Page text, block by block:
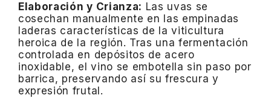
Elaboración y Crianza: Las uvas se
cosechan manualmente en las empinadas
laderas características de la viticultura
heroica de la región. Tras una fermentación
controlada en depósitos de acero
inoxidable, el vino se embotella sin paso por
barrica, preservando así su frescura y
expresión frutal.